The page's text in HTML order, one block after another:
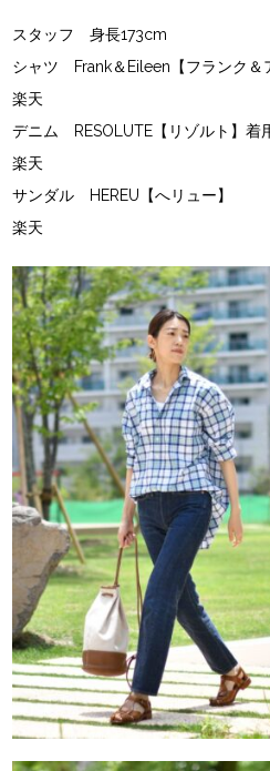
スタッフ 身長173cm
シャツ Frank＆Eileen【フランク＆
楽天
デニム RESOLUTE【リゾルト】着
楽天
サンダル HEREU【へリュー】
楽天